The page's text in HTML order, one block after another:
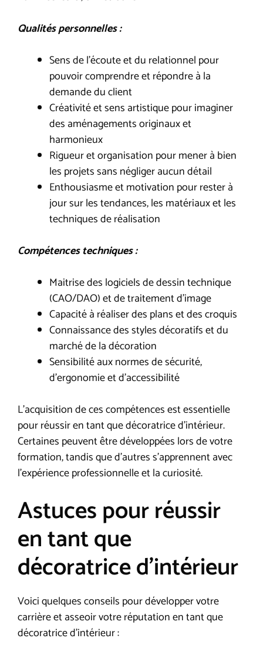
Qualités personnelles :
Sens de l’écoute et du relationnel pour
pouvoir comprendre et répondre à la
demande du client
Créativité et sens artistique pour imaginer
des aménagements originaux et
harmonieux
Rigueur et organisation pour mener à bien
les projets sans négliger aucun détail
Enthousiasme et motivation pour rester à
jour sur les tendances, les matériaux et les
techniques de réalisation
Compétences techniques :
Maitrise des logiciels de dessin technique
(CAO/DAO) et de traitement d’image
Capacité à réaliser des plans et des croquis
Connaissance des styles décoratifs et du
marché de la décoration
Sensibilité aux normes de sécurité,
d’ergonomie et d’accessibilité
L’acquisition de ces compétences est essentielle
pour réussir en tant que décoratrice d’intérieur.
Certaines peuvent être développées lors de votre
formation, tandis que d’autres s’apprennent avec
l’expérience professionnelle et la curiosité.
Astuces pour réussir
en tant que
décoratrice d’intérieur
Voici quelques conseils pour développer votre
carrière et asseoir votre réputation en tant que
décoratrice d’intérieur :